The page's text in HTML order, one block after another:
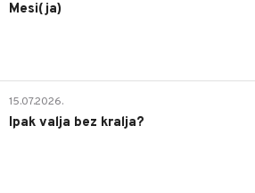
Mesi(ja)
15.07.2026.
Ipak valja bez kralja?